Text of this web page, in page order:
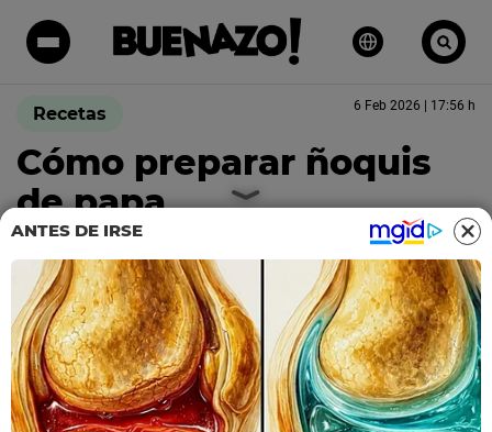
Recetas 6 Feb 2026 | 17:56 h
Cómo preparar ñoquis
de papa
Fuente: belgimenez.ar
ANTES DE IRSE